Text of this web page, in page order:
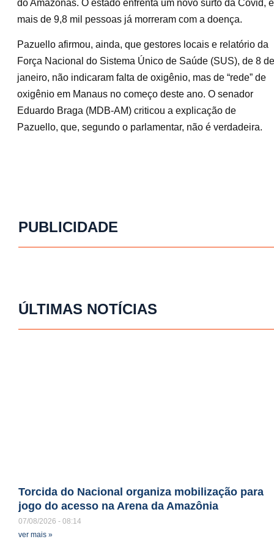
do Amazonas. O estado enfrenta um novo surto da Covid, e
mais de 9,8 mil pessoas já morreram com a doença.
Pazuello afirmou, ainda, que gestores locais e relatório da
Força Nacional do Sistema Único de Saúde (SUS), de 8 de
janeiro, não indicaram falta de oxigênio, mas de “rede” de
oxigênio em Manaus no começo deste ano. O senador
Eduardo Braga (MDB-AM) criticou a explicação de
Pazuello, que, segundo o parlamentar, não é verdadeira.
PUBLICIDADE
ÚLTIMAS NOTÍCIAS
Torcida do Nacional organiza mobilização para
jogo do acesso na Arena da Amazônia
07/08/2026
08:14
ver mais »